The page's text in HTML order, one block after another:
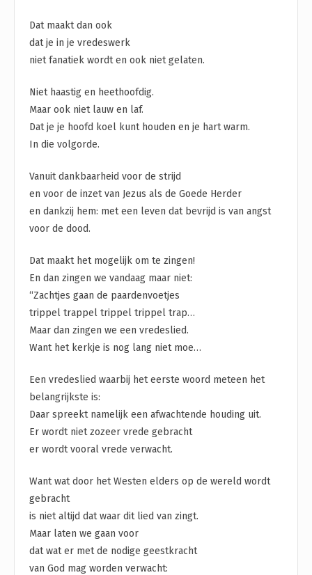
Dat maakt dan ook
dat je in je vredeswerk
niet fanatiek wordt en ook niet gelaten.
Niet haastig en heethoofdig.
Maar ook niet lauw en laf.
Dat je je hoofd koel kunt houden en je hart warm.
In die volgorde.
Vanuit dankbaarheid voor de strijd
en voor de inzet van Jezus als de Goede Herder
en dankzij hem: met een leven dat bevrijd is van angst
voor de dood.
Dat maakt het mogelijk om te zingen!
En dan zingen we vandaag maar niet:
“Zachtjes gaan de paardenvoetjes
trippel trappel trippel trippel trap…
Maar dan zingen we een vredeslied.
Want het kerkje is nog lang niet moe…
Een vredeslied waarbij het eerste woord meteen het
belangrijkste is:
Daar spreekt namelijk een afwachtende houding uit.
Er wordt niet zozeer vrede gebracht
er wordt vooral vrede verwacht.
Want wat door het Westen elders op de wereld wordt
gebracht
is niet altijd dat waar dit lied van zingt.
Maar laten we gaan voor
dat wat er met de nodige geestkracht
van God mag worden verwacht: